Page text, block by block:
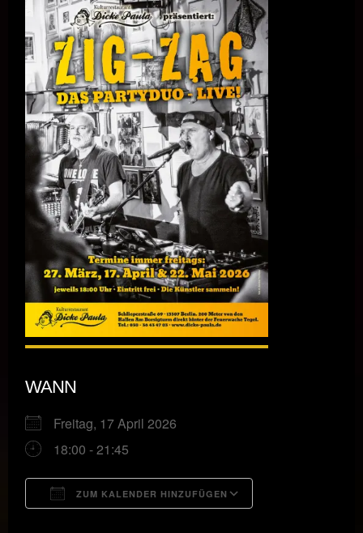
WANN
Freitag, 17 April 2026
18:00 - 21:45
ZUM KALENDER HINZUFÜGEN